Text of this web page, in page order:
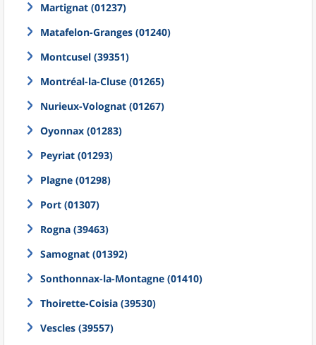
Martignat (01237)
Matafelon-Granges (01240)
Montcusel (39351)
Montréal-la-Cluse (01265)
Nurieux-Volognat (01267)
Oyonnax (01283)
Peyriat (01293)
Plagne (01298)
Port (01307)
Rogna (39463)
Samognat (01392)
Sonthonnax-la-Montagne (01410)
Thoirette-Coisia (39530)
Vescles (39557)